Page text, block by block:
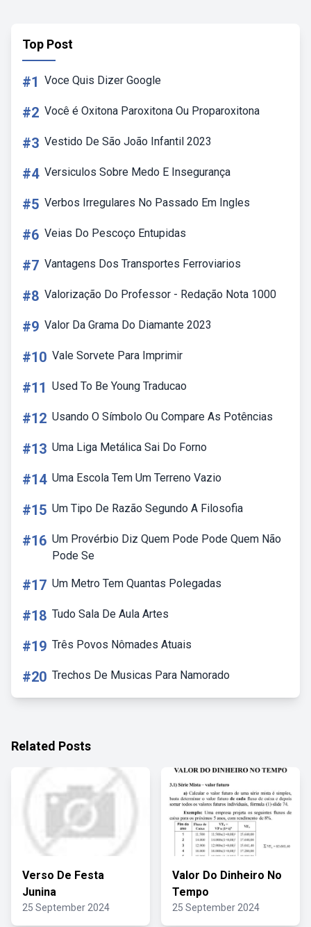
Top Post
#1 Voce Quis Dizer Google
#2 Você é Oxitona Paroxitona Ou Proparoxitona
#3 Vestido De São João Infantil 2023
#4 Versiculos Sobre Medo E Insegurança
#5 Verbos Irregulares No Passado Em Ingles
#6 Veias Do Pescoço Entupidas
#7 Vantagens Dos Transportes Ferroviarios
#8 Valorização Do Professor - Redação Nota 1000
#9 Valor Da Grama Do Diamante 2023
#10 Vale Sorvete Para Imprimir
#11 Used To Be Young Traducao
#12 Usando O Símbolo Ou Compare As Potências
#13 Uma Liga Metálica Sai Do Forno
#14 Uma Escola Tem Um Terreno Vazio
#15 Um Tipo De Razão Segundo A Filosofia
#16 Um Provérbio Diz Quem Pode Pode Quem Não
Pode Se
#17 Um Metro Tem Quantas Polegadas
#18 Tudo Sala De Aula Artes
#19 Três Povos Nômades Atuais
#20 Trechos De Musicas Para Namorado
Related Posts
Verso De Festa
Junina
25 September 2024
Valor Do Dinheiro No
Tempo
25 September 2024